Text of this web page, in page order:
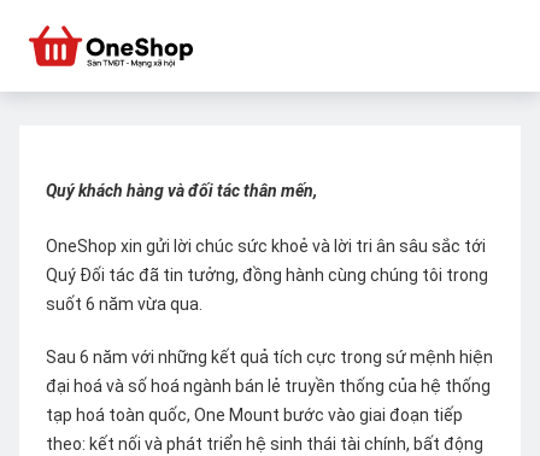
Quý khách hàng và đối tác thân mến,
OneShop xin gửi lời chúc sức khoẻ và lời tri ân sâu sắc tới
Quý Đối tác đã tin tưởng, đồng hành cùng chúng tôi trong
suốt 6 năm vừa qua.
Sau 6 năm với những kết quả tích cực trong sứ mệnh hiện
đại hoá và số hoá ngành bán lẻ truyền thống của hệ thống
tạp hoá toàn quốc, One Mount bước vào giai đoạn tiếp
theo: kết nối và phát triển hệ sinh thái tài chính, bất động